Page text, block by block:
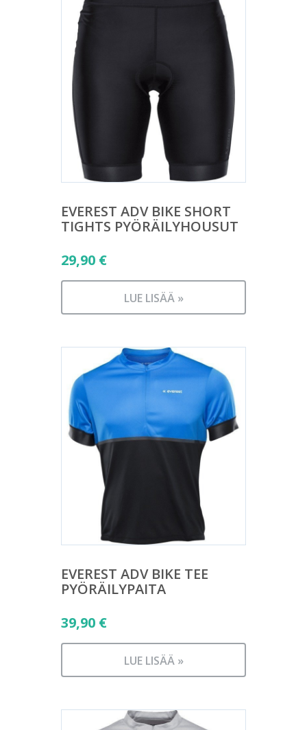
EVEREST ADV BIKE SHORT
TIGHTS PYÖRÄILYHOUSUT
29,90 €
LUE LISÄÄ »
EVEREST ADV BIKE TEE
PYÖRÄILYPAITA
39,90 €
LUE LISÄÄ »